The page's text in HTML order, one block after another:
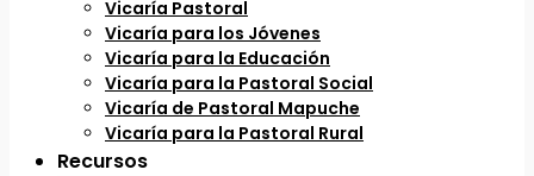
Vicaría Pastoral
Vicaría para los Jóvenes
Vicaría para la Educación
Vicaría para la Pastoral Social
Vicaría de Pastoral Mapuche
Vicaría para la Pastoral Rural
Recursos